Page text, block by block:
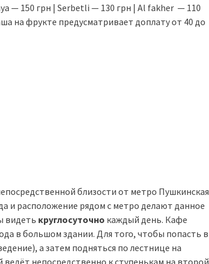
— 150 грн | Serbetli — 130 грн | Al fakher — 110
на фрукте предусматривает доплату от 40 до
близости от метро Пушкинская
и расположение рядом с метро делают данное
видеть круглосуточно каждый день. Кафе
в большом здании. Для того, чтобы попасть в
а затем подняться по лестнице на
непосредственно к ступенькам на второй